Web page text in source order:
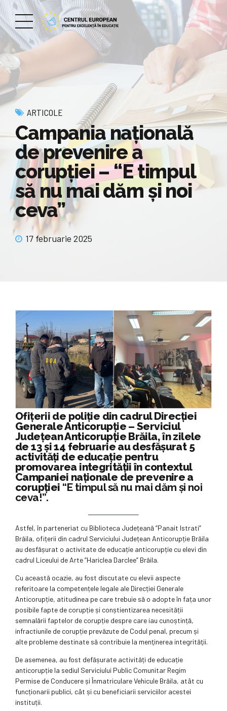
ARTICOLE
Campania națională
de prevenire a
corupției – “E timpul
să nu mai dăm și noi
ceva”
17 februarie 2025
Ofițerii de poliție din cadrul Direcției
Generale Anticorupție – Serviciul
Județean Anticorupție Brăila, în zilele
de 13 și 14 februarie au desfășurat 5
activități de educație pentru
promovarea integrității în contextul
Campaniei naționale de prevenire a
corupției “E timpul să nu mai dăm și noi
ceva!”.
Astfel, în parteneriat cu Biblioteca Județeană ”Panait Istrati”
Brăila, ofițerii din cadrul Serviciului Județean Anticorupție Brăila
au desfășurat o activitate de educațíe anticorupțíe cu elevi din
cadrul Liceului de Arte ”Hariclea Darclee” Brăila.
Cu această ocazie, au fost discutate cu elevii aspecte
referitoare la competențele legale ale Direcției Generale
Anticorupție, atitudinea pe care trebuie să o adopte în fața unor
posibile fapte de corupție și conștientizarea necesității
semnalării faptelor de corupție despre care iau cunoștință,
infractiunile de corupție prevăzute de Codul penal, precum și
alte probleme destinate să contribuie la menţinerea integrităţii.
De asemenea, au fost defășurate activități de educație
anticorupție la sediul Serviciului Public Comunitar Regim
Permise de Conducere și Înmatriculare Vehicule Brăila, atât cu
funcționarii publici, cât și cu beneficiarii serviciilor acestei
instituții.